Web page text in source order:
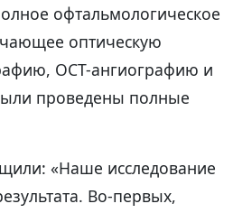
офтальмологическое
оптическую
ОСТ-ангиографию и
проведены полные
«Наше исследование
Во-первых,